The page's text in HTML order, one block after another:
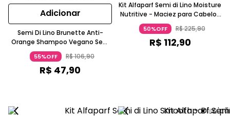
Adicionar
Semi Di Lino Brunette Anti-
Orange Shampoo Vegano Sem
Sulfatos Alfaparf
55%OFF R$106,90
R$ 47,90
Kit Alfaparf Semi di Lino Moisture
Nutritive - Maciez para Cabelos
Secos (2 produtos)
50%OFF R$225,90
R$ 112,90